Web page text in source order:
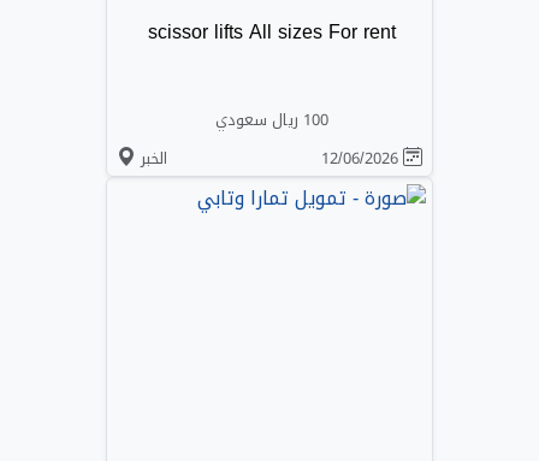
scissor lifts All sizes For rent
100 ريال سعودي
الخبر